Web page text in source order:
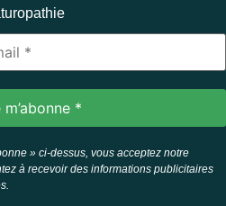
» ci-dessus, vous acceptez notre
à recevoir des informations publicitaires